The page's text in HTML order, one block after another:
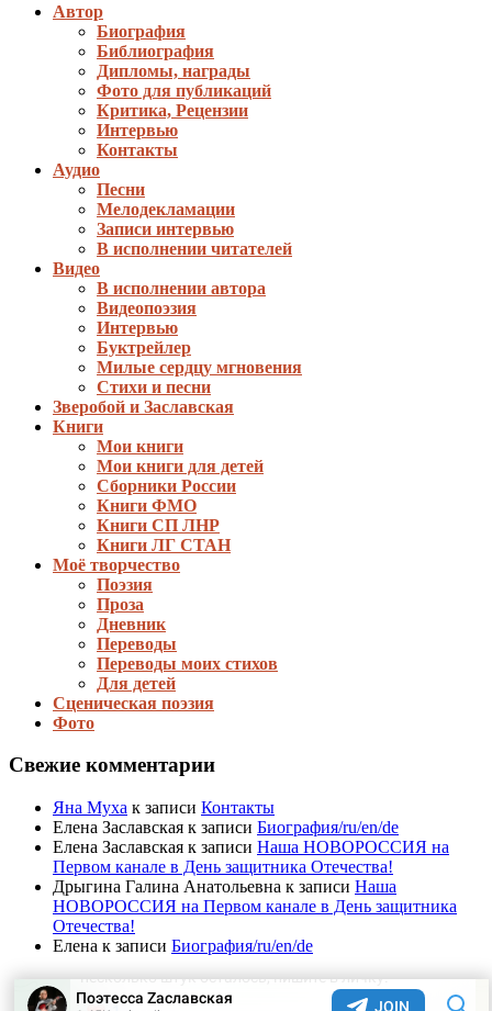
Автор
Биография
Библиография
Дипломы, награды
Фото для публикаций
Критика, Рецензии
Интервью
Контакты
Аудио
Песни
Мелодекламации
Записи интервью
В исполнении читателей
Видео
В исполнении автора
Видеопоэзия
Интервью
Буктрейлер
Милые сердцу мгновения
Стихи и песни
Зверобой и Заславская
Книги
Мои книги
Мои книги для детей
Сборники России
Книги ФМО
Книги СП ЛНР
Книги ЛГ СТАН
Моё творчество
Поэзия
Проза
Дневник
Переводы
Переводы моих стихов
Для детей
Сценическая поэзия
Фото
Свежие комментарии
Яна Муха к записи Контакты
Елена Заславская к записи Биография/ru/en/de
Елена Заславская к записи Наша НОВОРОССИЯ на
Первом канале в День защитника Отечества!
Дрыгина Галина Анатольевна к записи Наша
НОВОРОССИЯ на Первом канале в День защитника
Отечества!
Елена к записи Биография/ru/en/de